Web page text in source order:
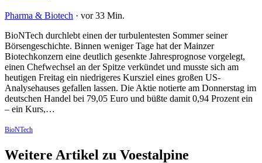
Pharma & Biotech · vor 33 Min.
BioNTech durchlebt einen der turbulentesten Sommer seiner
Börsengeschichte. Binnen weniger Tage hat der Mainzer
Biotechkonzern eine deutlich gesenkte Jahresprognose vorgelegt,
einen Chefwechsel an der Spitze verkündet und musste sich am
heutigen Freitag ein niedrigeres Kursziel eines großen US-
Analysehauses gefallen lassen. Die Aktie notierte am Donnerstag im
deutschen Handel bei 79,05 Euro und büßte damit 0,94 Prozent ein
– ein Kurs,…
BioNTech
Weitere Artikel zu Voestalpine